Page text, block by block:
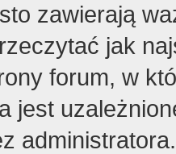
zawierają
jak
forum, w
jest
administratora.